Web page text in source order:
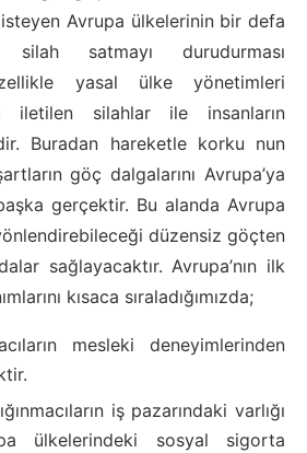
isteyen Avrupa ülkelerinin bir defa
satmayı durudurması
yasal ülke yönetimleri
iletilen silahlar ile insanların
Buradan hareketle korku nun
göç dalgalarını Avrupa’ya
gerçektir. Bu alanda Avrupa
düzensiz göçten
sağlayacaktır. Avrupa’nın ilk
kısaca sıraladığımızda;
mesleki deneyimlerinden
iş pazarındaki varlığı
ülkelerindeki sosyal sigorta